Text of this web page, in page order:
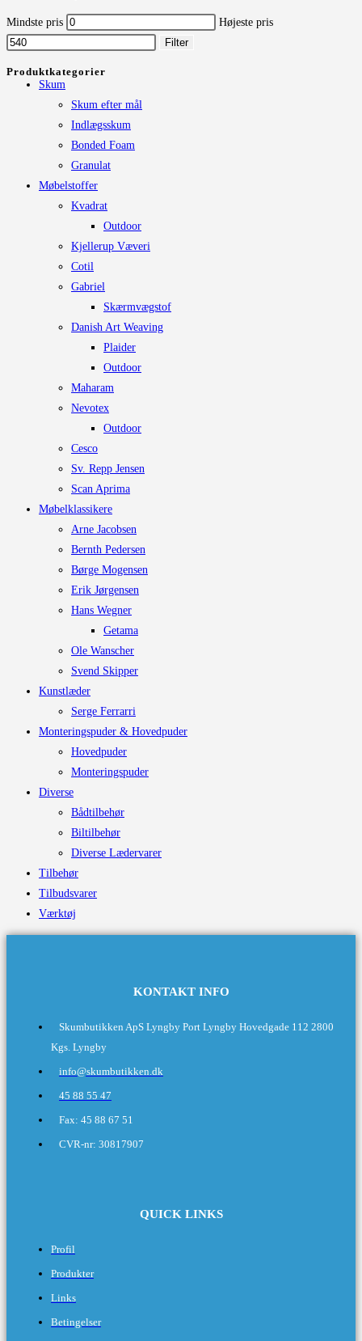
Mindste pris
Højeste pris
Filter
Produktkategorier
Skum
Skum efter mål
Indlægsskum
Bonded Foam
Granulat
Møbelstoffer
Kvadrat
Outdoor
Kjellerup Væveri
Cotil
Gabriel
Skærmvægstof
Danish Art Weaving
Plaider
Outdoor
Maharam
Nevotex
Outdoor
Cesco
Sv. Repp Jensen
Scan Aprima
Møbelklassikere
Arne Jacobsen
Bernth Pedersen
Børge Mogensen
Erik Jørgensen
Hans Wegner
Getama
Ole Wanscher
Svend Skipper
Kunstlæder
Serge Ferrarri
Monteringspuder & Hovedpuder
Hovedpuder
Monteringspuder
Diverse
Bådtilbehør
Biltilbehør
Diverse Lædervarer
Tilbehør
Tilbudsvarer
Værktøj
KONTAKT INFO
​Skumbutikken ApS Lyngby Port Lyngby Hovedgade 112 2800
Kgs. Lyngby
info@skumbutikken.dk
45 88 55 47
Fax: 45 88 67 51
CVR-nr: 30817907
QUICK LINKS
Profil
Produkter
Links
Betingelser